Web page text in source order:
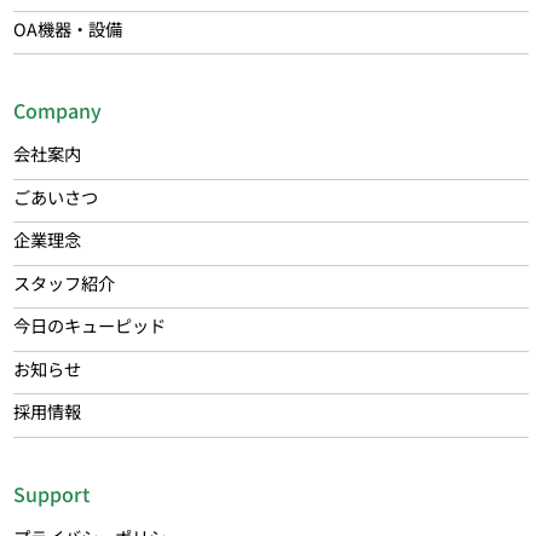
OA機器・設備
Company
会社案内
ごあいさつ
企業理念
スタッフ紹介
今日のキューピッド
お知らせ
採用情報
Support